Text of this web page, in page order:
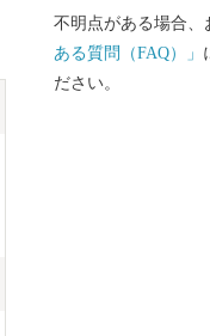
不明点がある場合、
ある質問（FAQ）」
ださい。